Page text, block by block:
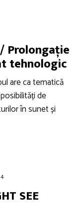
Prolongație
tehnologic
are ca tematică
de
în sunet și
SEE